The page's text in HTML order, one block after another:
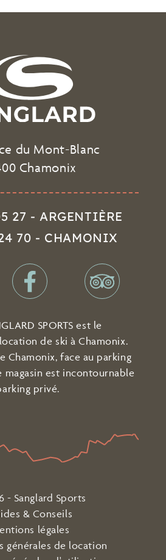
du Mont-Blanc
Chamonix
27 - ARGENTIÈRE
70 - CHAMONIX
SPORTS est le
de ski à Chamonix.
Chamonix, face au parking
magasin est incontournable
privé.
- Sanglard Sports
& Conseils
légales
générales de location